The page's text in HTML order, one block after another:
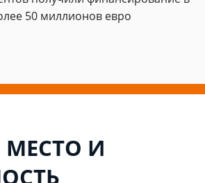
50 миллионов евро
МЕСТО И